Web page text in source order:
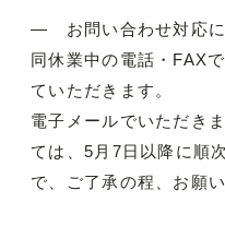
— お問い合わせ対応
同休業中の電話・FAX
ていただきます。
電子メールでいただき
ては、5月7日以降に順
で、ご了承の程、お願